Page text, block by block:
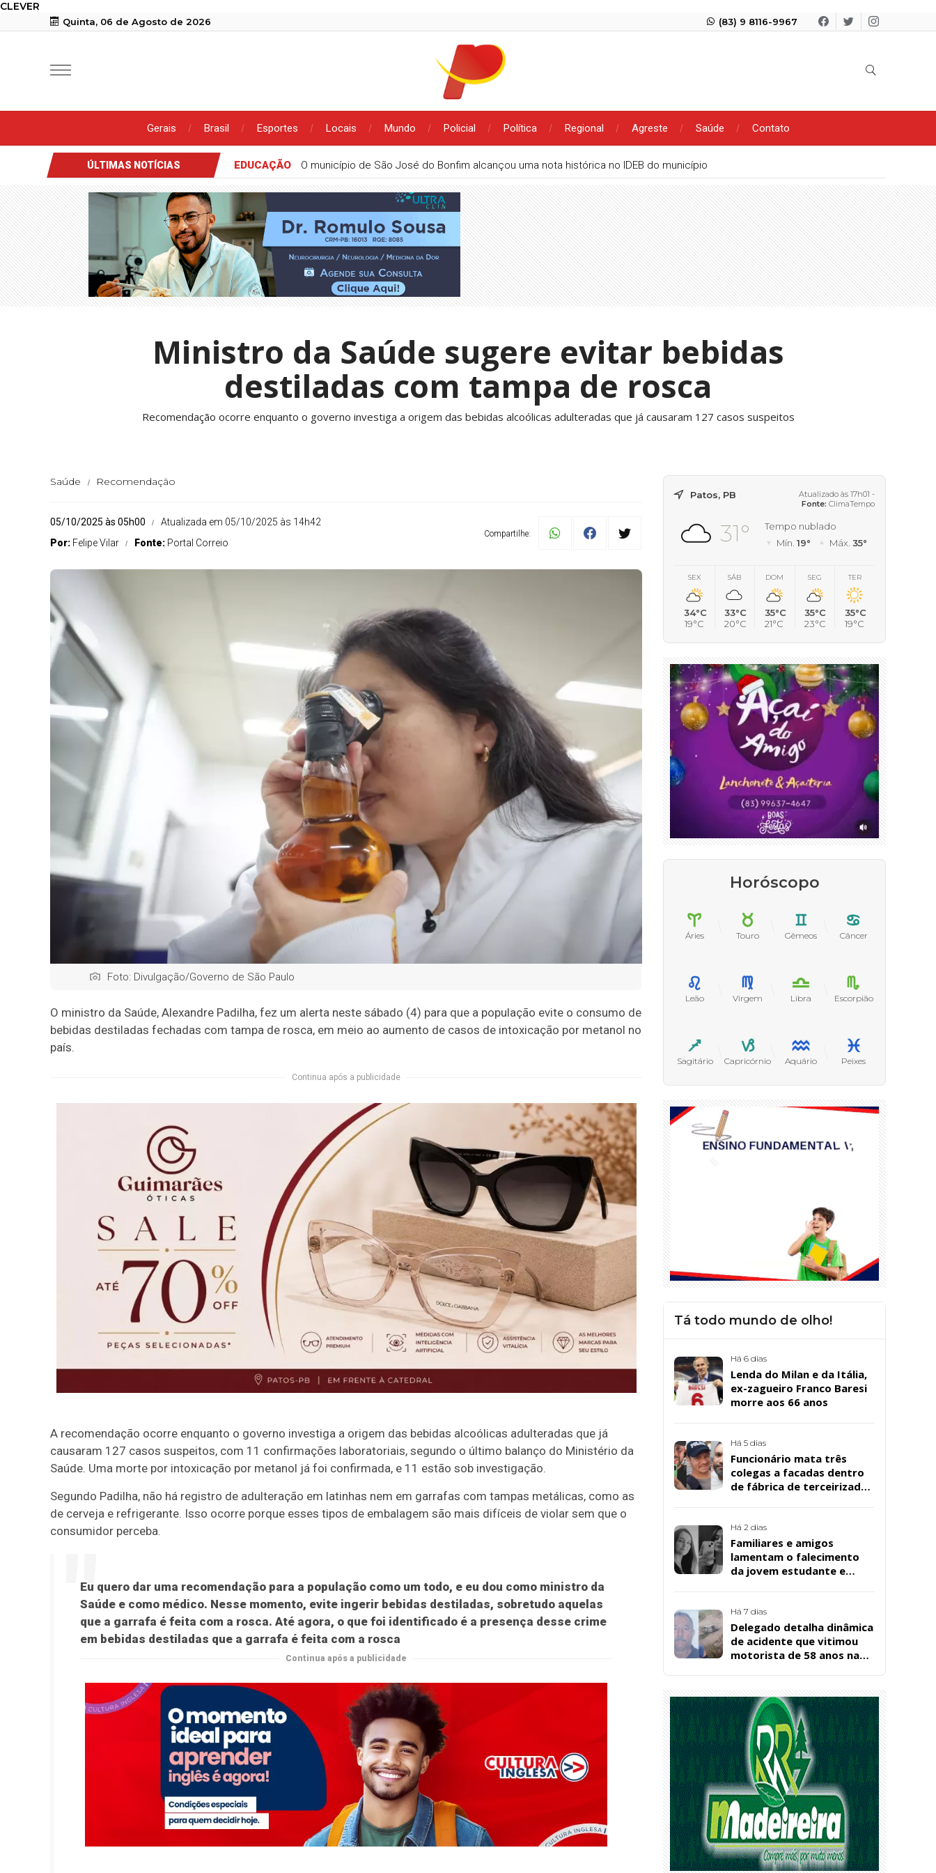
CLEVER
Quinta, 06 de Agosto de 2026 (83) 9 8116-9967
Gerais Brasil Esportes Locais Mundo Policial Política Regional Agreste Saúde Contato
ÚLTIMAS NOTÍCIAS EDUCAÇÃO O município de São José do Bonfim alcançou uma nota histórica no IDEB do município
Ministro da Saúde sugere evitar bebidas
destiladas com tampa de rosca
Recomendação ocorre enquanto o governo investiga a origem das bebidas alcoólicas adulteradas que já causaram 127 casos suspeitos
Saúde Recomendação
05/10/2025 às 05h00
Atualizada em 05/10/2025 às 14h42
Por: Felipe Vilar Fonte: Portal Correio
Compartilhe:
Foto: Divulgação/Governo de São Paulo
O ministro da Saúde, Alexandre Padilha, fez um alerta neste sábado (4) para que a população evite o consumo de
bebidas destiladas fechadas com tampa de rosca, em meio ao aumento de casos de intoxicação por metanol no
país.
Continua após a publicidade
A recomendação ocorre enquanto o governo investiga a origem das bebidas alcoólicas adulteradas que já
causaram 127 casos suspeitos, com 11 confirmações laboratoriais, segundo o último balanço do Ministério da
Saúde. Uma morte por intoxicação por metanol já foi confirmada, e 11 estão sob investigação.
Segundo Padilha, não há registro de adulteração em latinhas nem em garrafas com tampas metálicas, como as
de cerveja e refrigerante. Isso ocorre porque esses tipos de embalagem são mais difíceis de violar sem que o
consumidor perceba.
Eu quero dar uma recomendação para a população como um todo, e eu dou como ministro da
Saúde e como médico. Nesse momento, evite ingerir bebidas destiladas, sobretudo aquelas
que a garrafa é feita com a rosca. Até agora, o que foi identificado é a presença desse crime
em bebidas destiladas que a garrafa é feita com a rosca
Continua após a publicidade
Patos, PB
Atualizado às 17h01 -
Fonte: ClimaTempo
31°
Tempo nublado
Mín. 19° Máx. 35°
SEX
34°C
19°C
SÁB
33°C
20°C
DOM
35°C
21°C
SEG
35°C
23°C
TER
35°C
19°C
Horóscopo
Áries Touro Gêmeos Câncer
Leão Virgem Libra Escorpião
Sagitário Capricórnio Aquário Peixes
Tá todo mundo de olho!
Há 6 dias
Lenda do Milan e da Itália,
ex-zagueiro Franco Baresi
morre aos 66 anos
Há 5 dias
Funcionário mata três
colegas a facadas dentro
de fábrica de terceirizada
Há 2 dias
Familiares e amigos
lamentam o falecimento
da jovem estudante e
Santos, em Patos
Há 7 dias
Delegado detalha dinâmica
de acidente que vitimou
motorista de 58 anos na